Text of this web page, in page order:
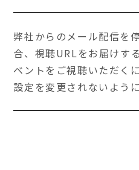
弊社からのメール配信を
合、視聴URLをお届けす
ベントをご視聴いただく
設定を変更されないよう